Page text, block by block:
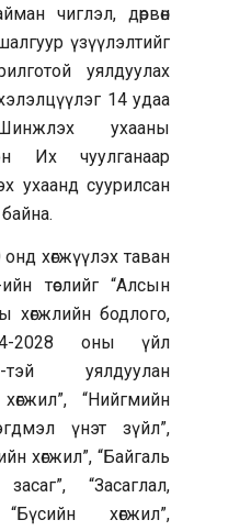
чиглэл, дөрвөн
үзүүлэлтийг
уялдуулах
14 удаа
ухааны
Их чуулганаар
ухаанд суурилсан
хөгжүүлэх таван
төслийг “Алсын
хөгжлийн бодлого,
2028 оны үйл
тэй уялдуулан
“Нийгмийн
үнэт зүйл”,
хөгжил”, “Байгаль
“Засаглал,
хөгжил”,